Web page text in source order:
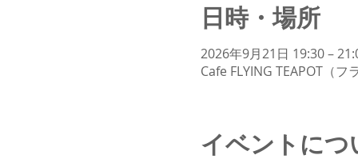
日時・場所
2026年9月21日 19:30 –
Cafe FLYING TEAPOT（
イベントにつ